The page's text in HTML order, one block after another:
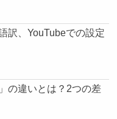
訳、YouTubeでの設定
の違いとは？2つの差